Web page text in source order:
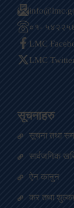
०१-
LMC
LMC
सूचनाहरु
सूचना तथा
सार्वजनिक
ऐन कानुन
कर तथा